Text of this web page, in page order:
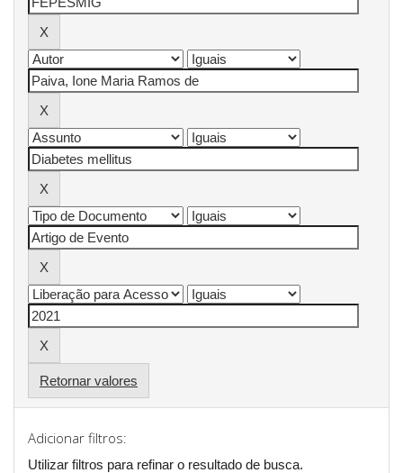
Retornar valores
Adicionar filtros:
Utilizar filtros para refinar o resultado de busca.